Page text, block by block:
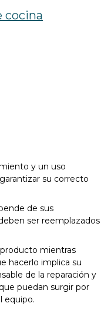
cocina
y un uso
su correcto
de sus
ser reemplazados
mientras
hacerlo implica su
de la reparación y
puedan surgir por
equipo.